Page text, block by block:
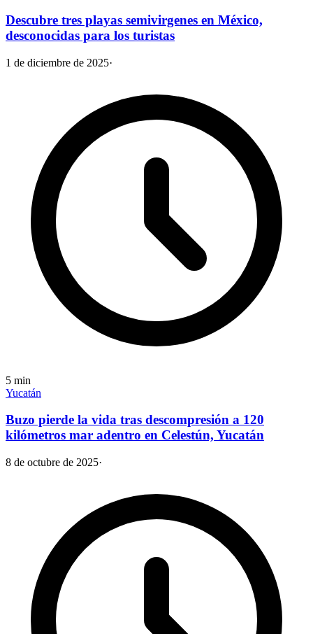
Descubre tres playas semivirgenes en México,
desconocidas para los turistas
1 de diciembre de 2025·
5 min
Yucatán
Buzo pierde la vida tras descompresión a 120
kilómetros mar adentro en Celestún, Yucatán
8 de octubre de 2025·